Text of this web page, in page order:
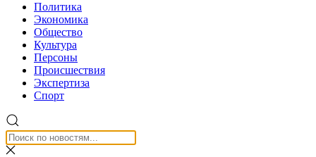
Политика
Экономика
Общество
Культура
Персоны
Происшествия
Экспертиза
Спорт